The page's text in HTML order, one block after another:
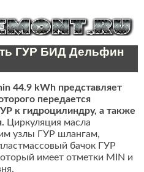
ГУР БИД Дельфин
44.9 kWh представляет
передается
к гидроцилиндру, а также
Циркуляция масла
узлы ГУР шлангам,
бачок ГУР
имеет отметки MIN и